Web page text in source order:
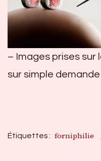
– Images prises
sur simple demande
Étiquettes : forniphilie